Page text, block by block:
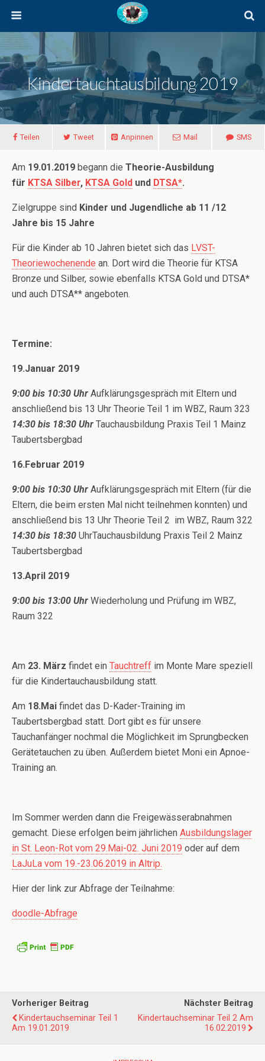
Kindertauchtausbildung 2019
Teilen Tweet Anpinnen Mail SMS
Am 19.01.2019 begann die Theorie-Ausbildung
für KTSA Silber, KTSA Gold und DTSA*.
Zielgruppe sind Kinder und Jugendliche ab 11 /12
Jahre bis 15 Jahre
Für die Kinder ab 10 Jahren bietet sich das LVST-
Theoriewochenende an. Dort wird die Theorie für KTSA
Bronze und Silber, sowie ebenfalls KTSA Gold und DTSA*
und auch DTSA** angeboten.
Termine:
19.Januar 2019
9:00 bis 10:30 Uhr Aufklärungsgespräch mit Eltern und
anschließend bis 13 Uhr Theorie Teil 1 im WBZ, Raum 323
14:30 bis 18:30 Uhr Tauchausbildung Praxis Teil 1 Mainz
Taubertsbergbad
16.Februar 2019
9:00 bis 10:30 Uhr Aufklärungsgespräch mit Eltern (für die
Eltern, die beim ersten Mal nicht teilnehmen konnten) und
anschließend bis 13 Uhr Theorie Teil 2 im WBZ, Raum 322
14:30 bis 18:30 UhrTauchausbildung Praxis Teil 2 Mainz
Taubertsbergbad
13.April 2019
9:00 bis 13:00 Uhr Wiederholung und Prüfung im WBZ,
Raum 322
Am 23. März findet ein Tauchtreff im Monte Mare speziell
für die Kindertauchausbildung statt.
Am 18.Mai findet das D-Kader-Training im
Taubertsbergbad statt. Dort gibt es für unsere
Tauchanfänger nochmal die Möglichkeit im Sprungbecken
Gerätetauchen zu üben. Außerdem bietet Moni ein Apnoe-
Training an.
Im Sommer werden dann die Freigewässerabnahmen
gemacht. Diese erfolgen beim jährlichen Ausbildungslager
in St. Leon-Rot vom 29.Mai-02. Juni 2019 oder auf dem
LaJuLa vom 19.-23.06.2019 in Altrip.
Hier der link zur Abfrage der Teilnahme:
doodle-Abfrage
Vorheriger Beitrag
Kindertauchseminar Teil 1
Am 19.01.2019
Nächster Beitrag
Kindertauchseminar Teil 2 Am
16.02.2019